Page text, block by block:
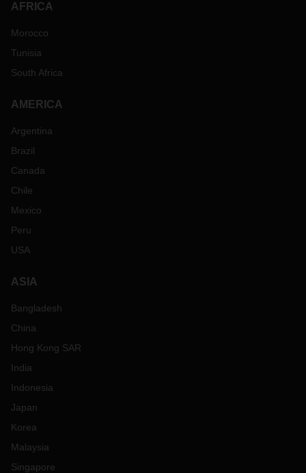
AFRICA
Morocco
Tunisia
South Africa
AMERICA
Argentina
Brazil
Canada
Chile
Mexico
Peru
USA
ASIA
Bangladesh
China
Hong Kong SAR
India
Indonesia
Japan
Korea
Malaysia
Singapore